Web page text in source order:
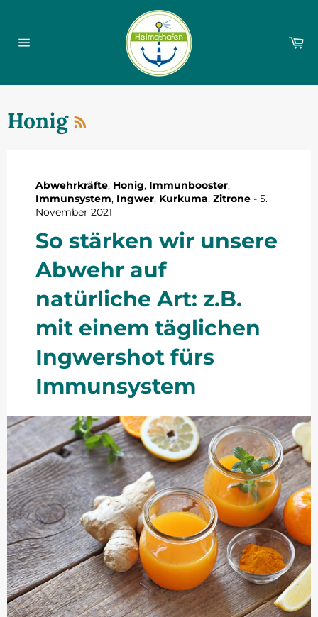
Honig
Abwehrkräfte, Honig, Immunbooster,
Immunsystem, Ingwer, Kurkuma, Zitrone - 5.
November 2021
So stärken wir unsere
Abwehr auf
natürliche Art: z.B.
mit einem täglichen
Ingwershot fürs
Immunsystem